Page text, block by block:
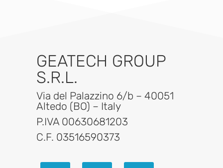
GEATECH GROUP
S.R.L.
Via del Palazzino 6/b – 40051
Altedo (BO) – Italy
P.IVA 00630681203
C.F. 03516590373